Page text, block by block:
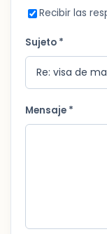
Recibir las
Sujeto *
Mensaje *